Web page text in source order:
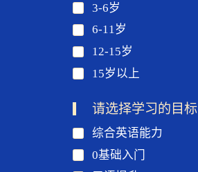
3-6岁
6-11岁
12-15岁
15岁以上
请选择学习的目标
综合英语能力
0基础入门